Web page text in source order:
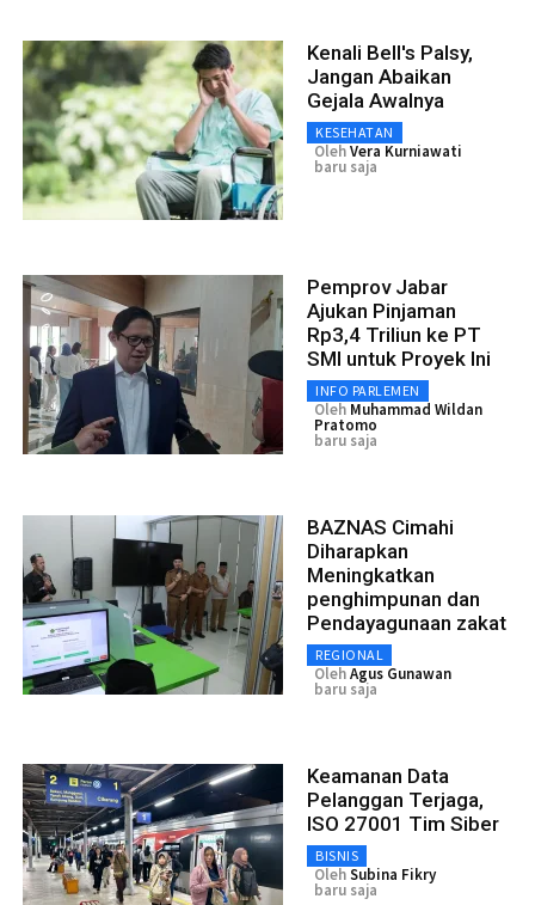
Kenali Bell's Palsy,
Jangan Abaikan
Gejala Awalnya
KESEHATAN
OlehVera Kurniawati
baru saja
Pemprov Jabar
Ajukan Pinjaman
Rp3,4 Triliun ke PT
SMI untuk Proyek Ini
INFO PARLEMEN
Oleh Muhammad Wildan
Pratomo
baru saja
BAZNAS Cimahi
Diharapkan
Meningkatkan
penghimpunan dan
Pendayagunaan zakat
REGIONAL
OlehAgus Gunawan
baru saja
Keamanan Data
Pelanggan Terjaga,
ISO 27001 Tim Siber
BISNIS
OlehSubina Fikry
baru saja